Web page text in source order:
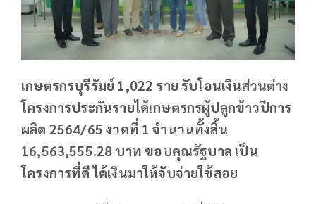
เกษตรกรบุรีรัมย์ 1,022 ราย รับโอนเงินส่วนต่าง
โครงการประกันรายได้เกษตรกรผู้ปลูกข้าวปีการ
ผลิต 2564/65 งวดที่ 1 จำนวนทั้งสิ้น
16,563,555.28 บาท ขอบคุณรัฐบาล เป็น
โครงการที่ดี ได้เงินมาให้จับจ่ายใช้สอย